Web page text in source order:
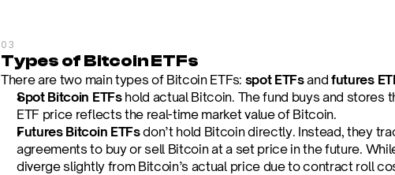
03
Types of Bitcoin ETFs
There are two main types of Bitcoin ETFs: spot ETFs and futures
Spot Bitcoin ETFs hold actual Bitcoin. The fund buys and stores
ETF price reflects the real-time market value of Bitcoin.
Futures Bitcoin ETFs don’t hold Bitcoin directly. Instead, they
agreements to buy or sell Bitcoin at a set price in the future.
diverge slightly from Bitcoin’s actual price due to contract roll